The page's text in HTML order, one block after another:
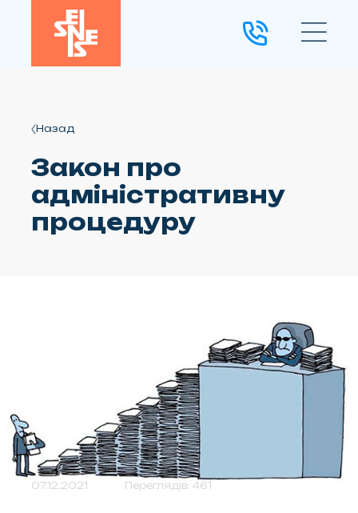
Назад
Закон про
адміністративну
процедуру
07.12.2021 Переглядів: 461